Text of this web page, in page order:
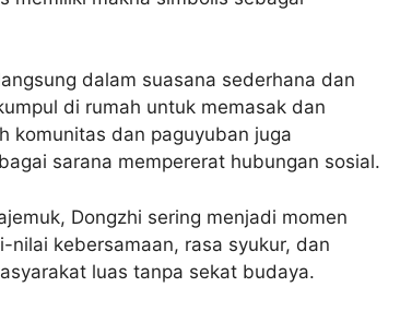
dalam suasana sederhana dan
di rumah untuk memasak dan
komunitas dan paguyuban juga
sarana mempererat hubungan sosial.
Dongzhi sering menjadi momen
nilai kebersamaan, rasa syukur, dan
luas tanpa sekat budaya.